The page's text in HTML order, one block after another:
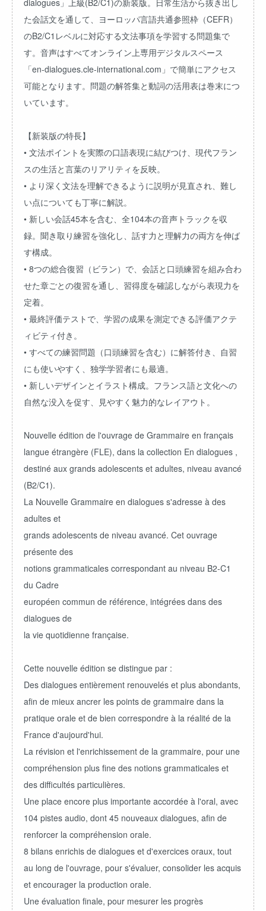
dialogues」上級(B2/C1)の新装版。日常生活から抜き出し
た会話文を通して、ヨーロッパ言語共通参照枠（CEFR）
のB2/C1レベルに対応する文法事項を学習する問題集で
す。音声はすべてオンライン上専用デジタルスペース
「en-dialogues.cle-international.com 」で簡単にアクセス
可能となります。問題の解答集と動詞の活用表は巻末につ
いています。
【新装版の特長】
• 文法ポイントを実際の口語表現に結びつけ、現代フラン
スの生活と言葉のリアリティを反映。
• より深く文法を理解できるように説明が見直され、難し
い点についても丁寧に解説。
• 新しい会話45本を含む、全104本の音声トラックを収
録。聞き取り練習を強化し、話す力と理解力の両方を伸ば
す構成。
• 8つの総合復習（ビラン）で、会話と口頭練習を組み合わ
せた章ごとの復習を通し、習得度を確認しながら表現力を
定着。
• 最終評価テストで、学習の成果を測定できる評価アクテ
ィビティ付き。
• すべての練習問題（口頭練習を含む）に解答付き、自習
にも使いやすく、独学学習者にも最適。
• 新しいデザインとイラスト構成。フランス語と文化への
自然な没入を促す、見やすく魅力的なレイアウト。
Nouvelle édition de l'ouvrage de Grammaire en français
langue étrangère (FLE), dans la collection En dialogues ,
destiné aux grands adolescents et adultes, niveau avancé
(B2/C1).
La Nouvelle Grammaire en dialogues s'adresse à des
adultes et
grands adolescents de niveau avancé. Cet ouvrage
présente des
notions grammaticales correspondant au niveau B2-C1
du Cadre
européen commun de référence, intégrées dans des
dialogues de
la vie quotidienne française.
Cette nouvelle édition se distingue par :
Des dialogues entièrement renouvelés et plus abondants,
afin de mieux ancrer les points de grammaire dans la
pratique orale et de bien correspondre à la réalité de la
France d'aujourd'hui.
La révision et l'enrichissement de la grammaire, pour une
compréhension plus fine des notions grammaticales et
des difficultés particulières.
Une place encore plus importante accordée à l'oral, avec
104 pistes audio, dont 45 nouveaux dialogues, afin de
renforcer la compréhension orale.
8 bilans enrichis de dialogues et d'exercices oraux, tout
au long de l'ouvrage, pour s'évaluer, consolider les acquis
et encourager la production orale.
Une évaluation finale, pour mesurer les progrès